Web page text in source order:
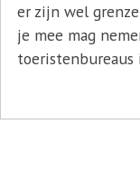
er zijn wel
je mee mag
toeristenbureaus